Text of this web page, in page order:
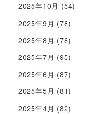
2025年10月 (54)
2025年9月 (78)
2025年8月 (78)
2025年7月 (95)
2025年6月 (87)
2025年5月 (81)
2025年4月 (82)